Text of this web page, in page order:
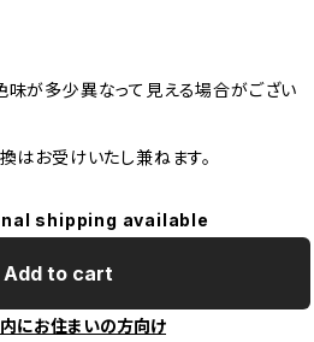
味が多少異なって見える場合がござい
はお受けいたし兼ねます。
shipping available
Add to cart
にお住まいの方向け